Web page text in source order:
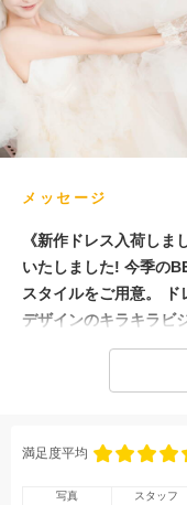
動画の作成 自慢の修正
ドローン撮影
家族・友人
メッセージ
《新作ドレス入荷し
いたしました! 今季の
スタイルをご用意。
デザインのキラキラビ
ドレスの中に埋もれた
ドレス、 大人可愛い
気に入りのドレスで素
満足度平均
写真 スタッフ